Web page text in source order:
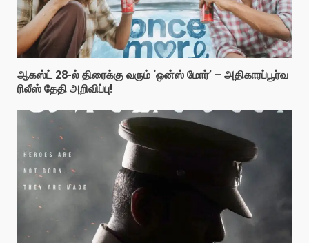
ஆகஸ்ட் 28-ல் திரைக்கு வரும் ‘ஒன்ஸ் மோர்’ – அதிகாரப்பூர்வ
ரிலீஸ் தேதி அறிவிப்பு!